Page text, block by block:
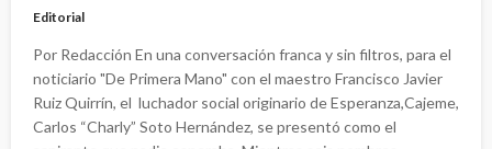
Editorial
Por Redacción En una conversación franca y sin filtros, para el
noticiario "De Primera Mano" con el maestro Francisco Javier
Ruiz Quirrín, el luchador social originario de Esperanza,Cajeme,
Carlos “Charly” Soto Hernández, se presentó como el